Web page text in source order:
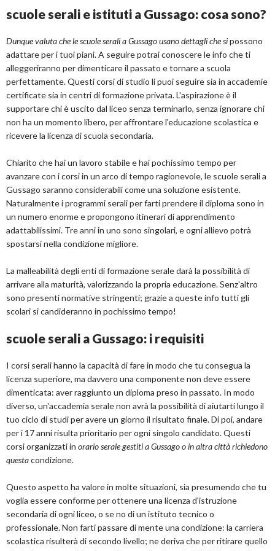
scuole serali e istituti a Gussago: cosa sono?
Dunque valuta che le scuole serali a Gussago usano dettagli che sipossono
adattare per i tuoi piani. A seguire potrai conoscere le info che ti
alleggeriranno per dimenticare il passato e tornare a scuola
perfettamente. Questi corsi di studio li puoi seguire sia in accademie
certificate sia in centri di formazione privata. L'aspirazione è il
supportare chi è uscito dal liceo senza terminarlo, senza ignorare chi
non ha un momento libero, per affrontare l'educazione scolastica e
ricevere la licenza di scuola secondaria.
Chiarito che hai un lavoro stabile e hai pochissimo tempo per
avanzare con i corsi in un arco di tempo ragionevole, le scuole serali a
Gussago saranno considerabili come una soluzione esistente.
Naturalmente i programmi serali per farti prendere il diploma sono in
un numero enorme e propongono itinerari di apprendimento
adattabilissimi. Tre anni in uno sono singolari, e ogni allievo potrà
spostarsi nella condizione migliore.
La malleabilità degli enti di formazione serale darà la possibilità di
arrivare alla maturità, valorizzando la propria educazione. Senz'altro
sono presenti normative stringenti; grazie a queste info tutti gli
scolari si candideranno in pochissimo tempo!
scuole serali a Gussago: i requisiti
I corsi serali hanno la capacità di fare in modo che tu consegua la
licenza superiore, ma davvero una componente non deve essere
dimenticata: aver raggiunto un diploma preso in passato. In modo
diverso, un'accademia serale non avrà la possibilità di aiutarti lungo il
tuo ciclo di studi per avere un giorno il risultato finale. Di poi, andare
per i 17 anni risulta prioritario per ogni singolo candidato. Questi
corsi organizzati in orario serale gestiti a Gussago o in altra città richiedono
questacondizione.
Questo aspetto ha valore in molte situazioni, sia presumendo che tu
voglia essere conforme per ottenere una licenza d'istruzione
secondaria di ogni liceo, o se no di un istituto tecnico o
professionale. Non farti passare di mente una condizione: la carriera
scolastica risulterà di secondo livello; ne deriva che per ritirare quello